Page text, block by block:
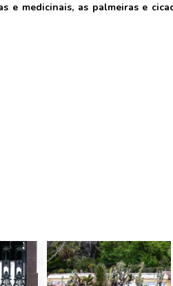
e medicinais, as palmeiras e